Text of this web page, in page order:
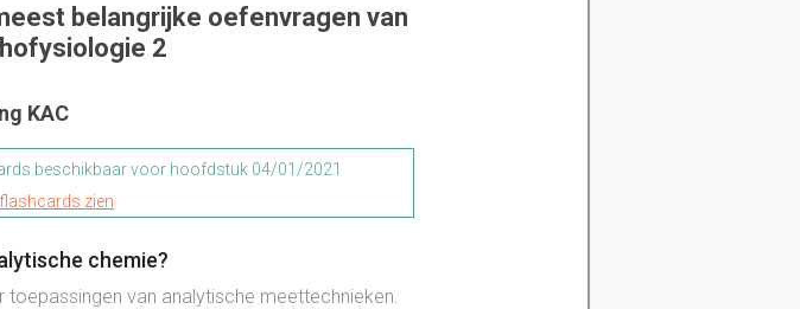
belangrijke oefenvragen van
2
KAC
beschikbaar voor hoofdstuk 04/01/2021
flashcards zien
chemie?
van analytische meettechnieken.